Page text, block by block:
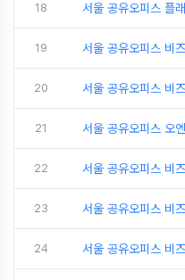
18 서울 공유오피스 플
19 서울 공유오피스 비
20 서울 공유오피스 비
21 서울 공유오피스 오
22 서울 공유오피스 비
23 서울 공유오피스 비
24 서울 공유오피스 비